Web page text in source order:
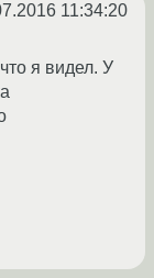
11:34:20
я видел. У